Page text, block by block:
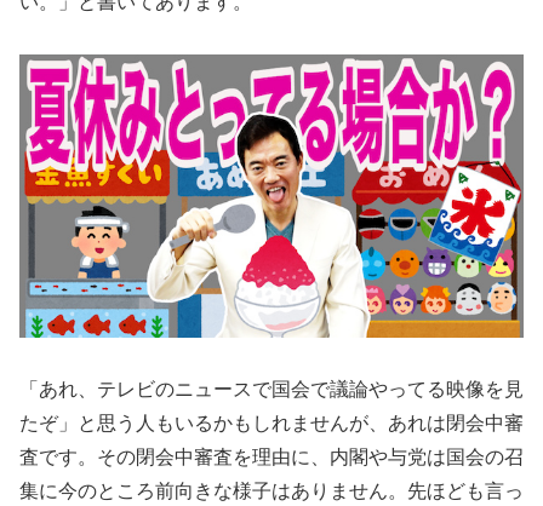
「あれ、テレビのニュースで国会で議論やってる映像を見
たぞ」と思う人もいるかもしれませんが、あれは閉会中審
査です。その閉会中審査を理由に、内閣や与党は国会の召
集に今のところ前向きな様子はありません。先ほども言っ